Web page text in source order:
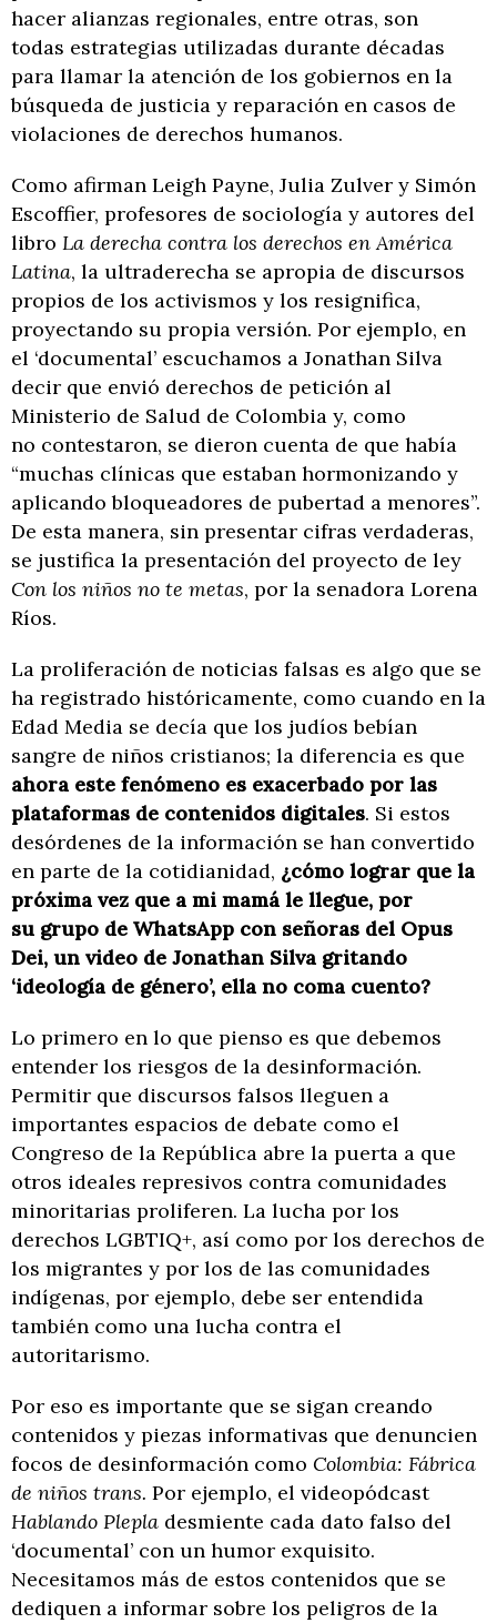
hacer alianzas regionales, entre otras, son
todas estrategias utilizadas durante décadas
para llamar la atención de los gobiernos en la
búsqueda de justicia y reparación en casos de
violaciones de derechos humanos.
Como afirman Leigh Payne, Julia Zulver y Simón
Escoffier, profesores de sociología y autores del
libro La derecha contra los derechos en América
Latina, la ultraderecha se apropia de discursos
propios de los activismos y los resignifica,
proyectando su propia versión. Por ejemplo, en
el ‘documental’ escuchamos a Jonathan Silva
decir que envió derechos de petición al
Ministerio de Salud de Colombia y, como
no contestaron, se dieron cuenta de que había
“muchas clínicas que estaban hormonizando y
aplicando bloqueadores de pubertad a menores”.
De esta manera, sin presentar cifras verdaderas,
se justifica la presentación del proyecto de ley
Con los niños no te metas, por la senadora Lorena
Ríos.
La proliferación de noticias falsas es algo que se
ha registrado históricamente, como cuando en la
Edad Media se decía que los judíos bebían
sangre de niños cristianos; la diferencia es que
ahora este fenómeno es exacerbado por las
plataformas de contenidos digitales. Si estos
desórdenes de la información se han convertido
en parte de la cotidianidad, ¿cómo lograr que la
próxima vez que a mi mamá le llegue, por
su grupo de WhatsApp con señoras del Opus
Dei, un video de Jonathan Silva gritando
‘ideología de género’, ella no coma cuento?
Lo primero en lo que pienso es que debemos
entender los riesgos de la desinformación.
Permitir que discursos falsos lleguen a
importantes espacios de debate como el
Congreso de la República abre la puerta a que
otros ideales represivos contra comunidades
minoritarias proliferen. La lucha por los
derechos LGBTIQ+, así como por los derechos de
los migrantes y por los de las comunidades
indígenas, por ejemplo, debe ser entendida
también como una lucha contra el
autoritarismo.
Por eso es importante que se sigan creando
contenidos y piezas informativas que denuncien
focos de desinformación como Colombia: Fábrica
de niños trans. Por ejemplo, el videopódcast
Hablando Plepla desmiente cada dato falso del
‘documental’ con un humor exquisito.
Necesitamos más de estos contenidos que se
dediquen a informar sobre los peligros de la